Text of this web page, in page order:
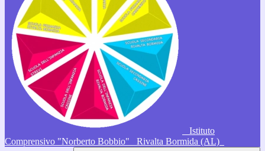
Istituto
Comprensivo "Norberto Bobbio"
Rivalta Bormida (AL)